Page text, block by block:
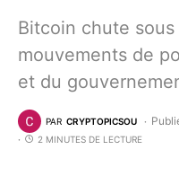
Bitcoin chute
mouvements de
et du
PAR CRYPTOPICSOU
2 MINUTES DE LECTURE